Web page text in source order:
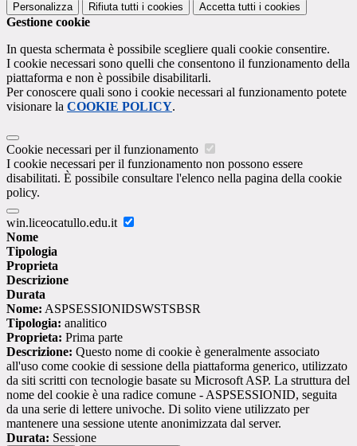
Personalizza Rifiuta tutti i cookies Accetta tutti i cookies
Gestione cookie
In questa schermata è possibile scegliere quali cookie consentire.
I cookie necessari sono quelli che consentono il funzionamento della
piattaforma e non è possibile disabilitarli.
Per conoscere quali sono i cookie necessari al funzionamento potete
visionare la COOKIE POLICY.
Cookie necessari per il funzionamento
I cookie necessari per il funzionamento non possono essere
disabilitati. È possibile consultare l'elenco nella pagina della cookie
policy.
win.liceocatullo.edu.it
Nome
Tipologia
Proprieta
Descrizione
Durata
Nome: ASPSESSIONIDSWSTSBSR
Tipologia: analitico
Proprieta: Prima parte
Descrizione: Questo nome di cookie è generalmente associato
all'uso come cookie di sessione della piattaforma generico, utilizzato
da siti scritti con tecnologie basate su Microsoft ASP. La struttura del
nome del cookie è una radice comune - ASPSESSIONID, seguita
da una serie di lettere univoche. Di solito viene utilizzato per
mantenere una sessione utente anonimizzata dal server.
Durata: Sessione